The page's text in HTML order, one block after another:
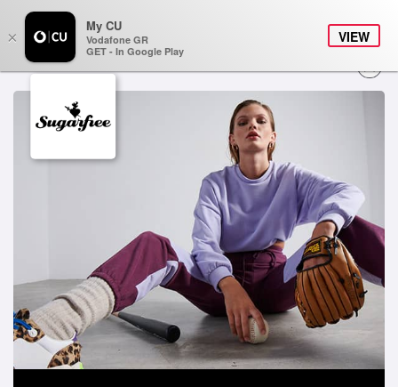
ONLINE ΑΝΑΝΕΩΣΗ
STUDENTS
CU AROUND
ΠΛΗΡΟΦΟΡΙΕΣ
Ανεπανάληπτες προσφορές
για σένα! Μην τις χάσεις!
×
My CU
Vodafone GR
GET - In Google Play
VIEW